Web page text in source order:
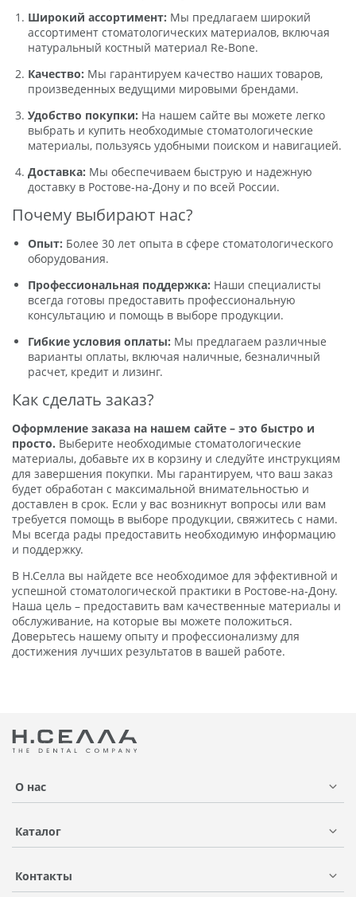
Широкий ассортимент: Мы предлагаем широкий
ассортимент стоматологических материалов, включая
натуральный костный материал Re-Bone.
Качество: Мы гарантируем качество наших товаров,
произведенных ведущими мировыми брендами.
Удобство покупки: На нашем сайте вы можете легко
выбрать и купить необходимые стоматологические
материалы, пользуясь удобными поиском и навигацией.
Доставка: Мы обеспечиваем быструю и надежную
доставку в Ростове-на-Дону и по всей России.
Почему выбирают нас?
Опыт: Более 30 лет опыта в сфере стоматологического
оборудования.
Профессиональная поддержка: Наши специалисты
всегда готовы предоставить профессиональную
консультацию и помощь в выборе продукции.
Гибкие условия оплаты: Мы предлагаем различные
варианты оплаты, включая наличные, безналичный
расчет, кредит и лизинг.
Как сделать заказ?
Оформление заказа на нашем сайте – это быстро и
просто. Выберите необходимые стоматологические
материалы, добавьте их в корзину и следуйте инструкциям
для завершения покупки. Мы гарантируем, что ваш заказ
будет обработан с максимальной внимательностью и
доставлен в срок. Если у вас возникнут вопросы или вам
требуется помощь в выборе продукции, свяжитесь с нами.
Мы всегда рады предоставить необходимую информацию
и поддержку.
В Н.Селла вы найдете все необходимое для эффективной и
успешной стоматологической практики в Ростове-на-Дону.
Наша цель – предоставить вам качественные материалы и
обслуживание, на которые вы можете положиться.
Доверьтесь нашему опыту и профессионализму для
достижения лучших результатов в вашей работе.
О нас
Каталог
Контакты